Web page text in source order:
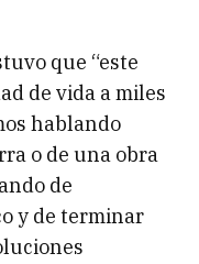
que “este
de vida a miles
hablando
o de una obra
de
y de terminar